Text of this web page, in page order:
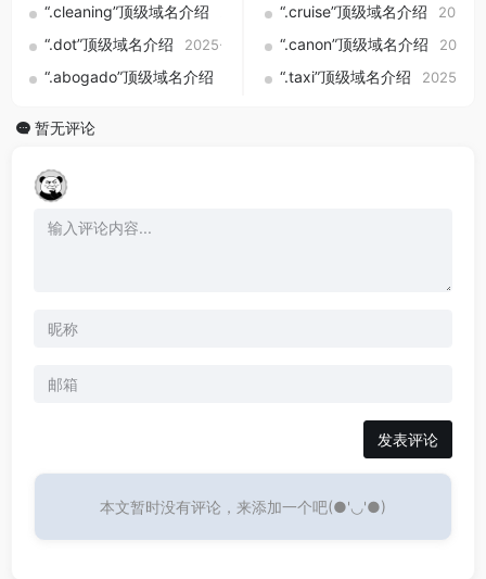
“.cleaning”顶级域名介绍 2025-09-01“.cruise”顶级域名介绍 2025-
“.dot”顶级域名介绍 2025-09-01 “.canon”顶级域名介绍 2025-
“.abogado”顶级域名介绍 2025-09-01“.taxi”顶级域名介绍 2025-
暂无评论
发表评论
本文暂时没有评论，来添加一个吧(●'◡'●)